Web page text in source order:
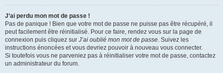
J’ai perdu mon mot de passe !
Pas de panique ! Bien que votre mot de passe ne puisse pas être récupéré, il
peut facilement être réinitialisé. Pour ce faire, rendez vous sur la page de
connexion puis cliquez sur J’ai oublié mon mot de passe. Suivez les
instructions énoncées et vous devriez pouvoir à nouveau vous connecter.
Si toutefois vous ne parveniez pas à réinitialiser votre mot de passe, contactez
un administrateur du forum.